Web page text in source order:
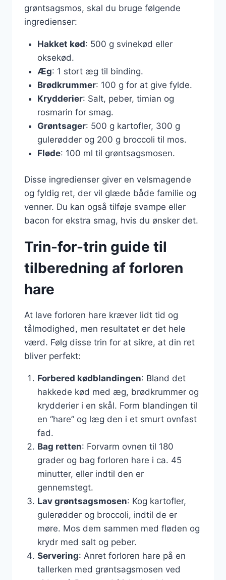
grøntsagsmos, skal du bruge følgende
ingredienser:
Hakket kød: 500 g svinekød eller
oksekød.
Æg: 1 stort æg til binding.
Brødkrummer: 100 g for at give fylde.
Krydderier: Salt, peber, timian og
rosmarin for smag.
Grøntsager: 500 g kartofler, 300 g
gulerødder og 200 g broccoli til mos.
Fløde: 100 ml til grøntsagsmosen.
Disse ingredienser giver en velsmagende
og fyldig ret, der vil glæde både familie og
venner. Du kan også tilføje svampe eller
bacon for ekstra smag, hvis du ønsker det.
Trin-for-trin guide til
tilberedning af forloren
hare
At lave forloren hare kræver lidt tid og
tålmodighed, men resultatet er det hele
værd. Følg disse trin for at sikre, at din ret
bliver perfekt:
Forbered kødblandingen: Bland det
hakkede kød med æg, brødkrummer og
krydderier i en skål. Form blandingen til
en “hare” og læg den i et smurt ovnfast
fad.
Bag retten: Forvarm ovnen til 180
grader og bag forloren hare i ca. 45
minutter, eller indtil den er
gennemstegt.
Lav grøntsagsmosen: Kog kartofler,
gulerødder og broccoli, indtil de er
møre. Mos dem sammen med fløden og
krydr med salt og peber.
Servering: Anret forloren hare på en
tallerken med grøntsagsmosen ved